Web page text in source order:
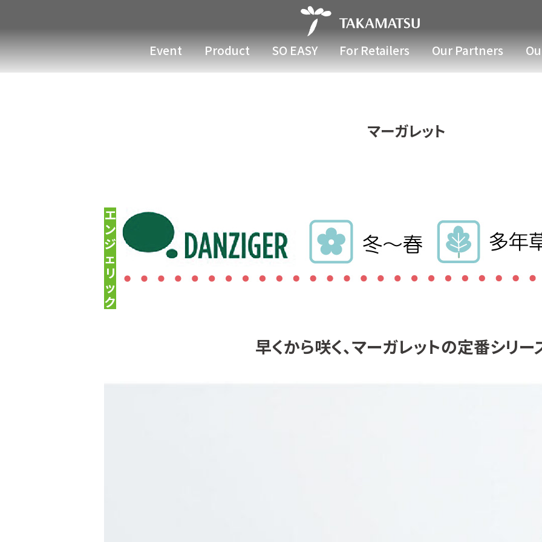
Event Product SO EASY For Retailers Our Partners
マーガレット
エ
ン
ジ
ェ
リ
ッ
ク
早くから咲く、マーガレットの定番シリー